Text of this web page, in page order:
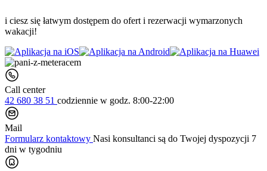
i ciesz się łatwym dostępem do ofert i rezerwacji wymarzonych
wakacji!
Call center
42 680 38 51 codziennie w godz. 8:00-22:00
Mail
Formularz kontaktowy Nasi konsultanci są do Twojej dyspozycji 7
dni w tygodniu